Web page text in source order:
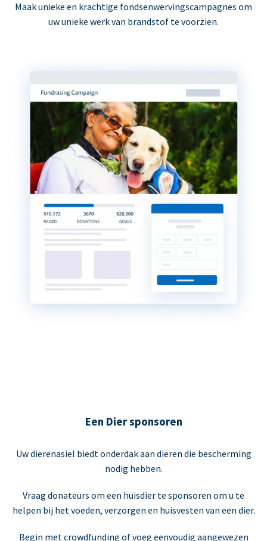
Maak unieke en krachtige fondsenwervingscampagnes om
uw unieke werk van brandstof te voorzien.
Een Dier sponsoren
Uw dierenasiel biedt onderdak aan dieren die bescherming
nodig hebben.
Vraag donateurs om een huisdier te sponsoren om u te
helpen bij het voeden, verzorgen en huisvesten van een dier.
Begin met crowdfunding of voeg eenvoudig aangewezen